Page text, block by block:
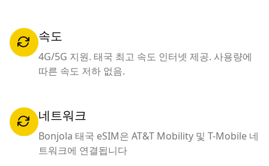
속도
4G/5G 지원. 태국 최고 속도 인터넷 제공. 사용량에
따른 속도 저하 없음.
네트워크
Bonjola 태국 eSIM은 AT&T Mobility 및 T-Mobile 네
트워크에 연결됩니다